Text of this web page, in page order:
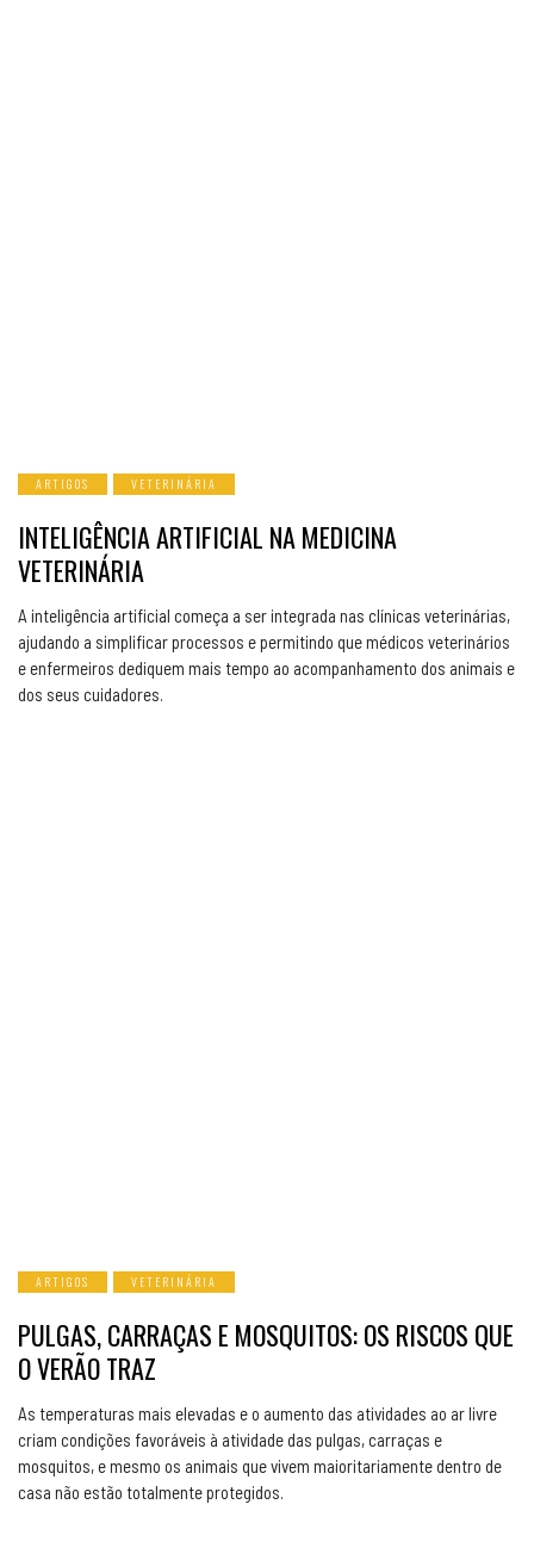
ARTIGOS VETERINÁRIA
INTELIGÊNCIA ARTIFICIAL NA MEDICINA
VETERINÁRIA
A inteligência artificial começa a ser integrada nas clínicas veterinárias,
ajudando a simplificar processos e permitindo que médicos veterinários
e enfermeiros dediquem mais tempo ao acompanhamento dos animais e
dos seus cuidadores.
ARTIGOS VETERINÁRIA
PULGAS, CARRAÇAS E MOSQUITOS: OS RISCOS QUE
O VERÃO TRAZ
As temperaturas mais elevadas e o aumento das atividades ao ar livre
criam condições favoráveis à atividade das pulgas, carraças e
mosquitos, e mesmo os animais que vivem maioritariamente dentro de
casa não estão totalmente protegidos.